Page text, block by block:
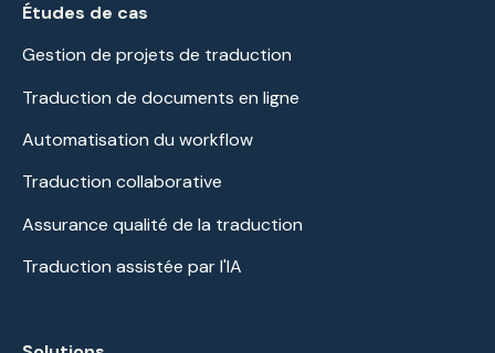
Études de cas
Gestion de projets de traduction
Traduction de documents en ligne
Automatisation du workflow
Traduction collaborative
Assurance qualité de la traduction
Traduction assistée par l'IA